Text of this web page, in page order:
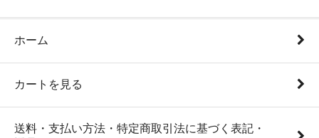
ホーム
カートを見る
送料・支払い方法・特定商取引法に基づく表記・